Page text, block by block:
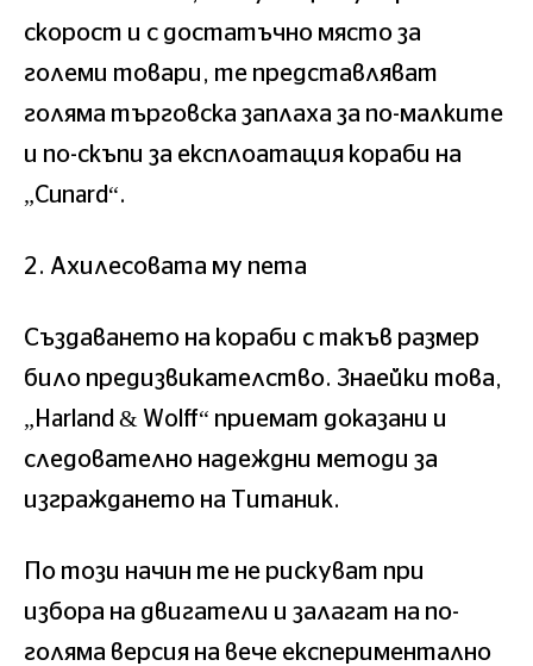
скорост и с достатъчно място за
големи товари, те представляват
голяма търговска заплаха за по-малките
и по-скъпи за експлоатация кораби на
„Cunard“.
2. Ахилесовата му пета
Създаването на кораби с такъв размер
било предизвикателство. Знаейки това,
„Harland & Wolff“ приемат доказани и
следователно надеждни методи за
изграждането на Титаник.
По този начин те не рискуват при
избора на двигатели и залагат на по-
голяма версия на вече експериментално